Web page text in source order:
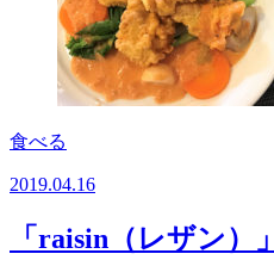
食べる
2019.04.16
「raisin（レザン）